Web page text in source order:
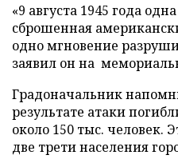
«9 августа 1945 года
сброшенная
одно мгновение
заявил он на
Градоначальник
результате атаки
около 150 тыс. человек.
две трети населения